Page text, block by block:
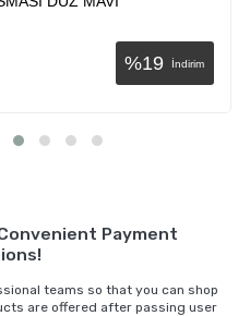
%19 İndirim
Payment
teams so that you can shop
are offered after passing user